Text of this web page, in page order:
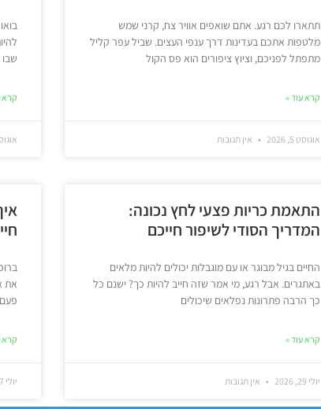
תתארו לכם רגע. אתם שואפים אוויר צח, קרני שמש
מלטפות אתכם בעדינות דרך ענפי העצים. שביל עפר קליל
מתפתל לפניכם, וציוץ ציפורים הוא פס הקול
קרא עוד »
אוגוסט 5, 2026 אין תגובות
קרא
אוגוסט 2,
התאמת כריות פצעי לחץ נכונה:
המדריך הסודי לשיפור חייכם
החיים בגיל מבוגר או עם מוגבלות יכולים להיות מלאים
באתגרים. אבל רגע, מי אמר שזה חייב להיות כך? ישנם כל
כך הרבה פתרונות נפלאים שיכולים
קרא עוד »
יולי 29, 2026 אין תגובות
את
קרא
יולי 27, 2026